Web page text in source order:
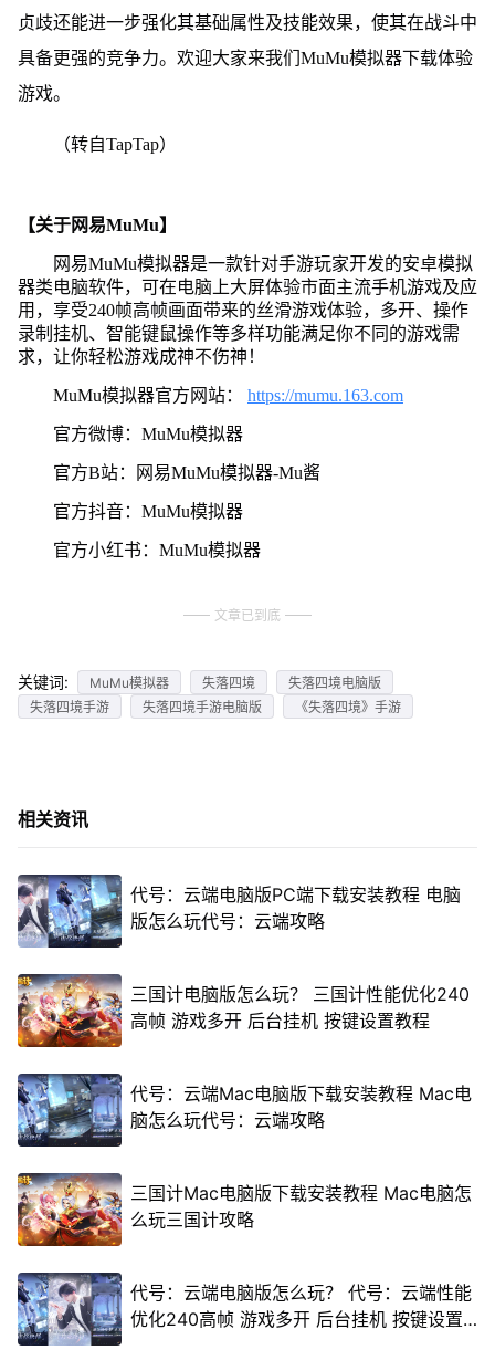
贞歧还能进一步强化其基础属性及技能效果，使其在战斗中
具备更强的竞争力。欢迎大家来我们MuMu模拟器下载体验
游戏。
（转自TapTap）
【关于网易MuMu】
网易MuMu模拟器是一款针对手游玩家开发的安卓模拟
器类电脑软件，可在电脑上大屏体验市面主流手机游戏及应
用，享受240帧高帧画面带来的丝滑游戏体验，多开、操作
录制挂机、智能键鼠操作等多样功能满足你不同的游戏需
求，让你轻松游戏成神不伤神！
MuMu模拟器官方网站： https://mumu.163.com
官方微博：MuMu模拟器
官方B站：网易MuMu模拟器-Mu酱
官方抖音：MuMu模拟器
官方小红书：MuMu模拟器
文章已到底
关键词: MuMu模拟器 失落四境
失落四境电脑版
失落四境手游
失落四境手游电脑版 《失落四境》手游
相关资讯
代号：云端电脑版PC端下载安装教程 电脑
版怎么玩代号：云端攻略
三国计电脑版怎么玩？ 三国计性能优化240
高帧 游戏多开 后台挂机 按键设置教程
代号：云端Mac电脑版下载安装教程 Mac电
脑怎么玩代号：云端攻略
三国计Mac电脑版下载安装教程 Mac电脑怎
么玩三国计攻略
代号：云端电脑版怎么玩？ 代号：云端性能
优化240高帧 游戏多开 后台挂机 按键设置